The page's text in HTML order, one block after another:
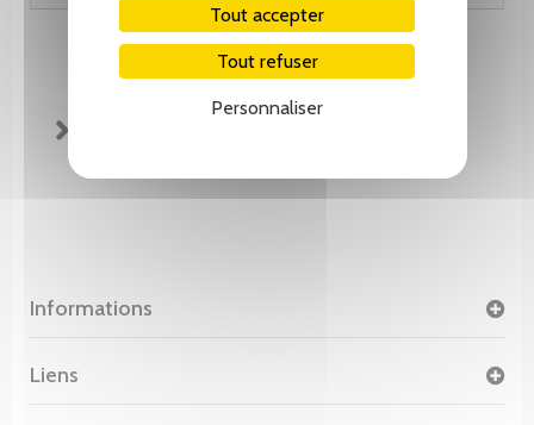
Tout accepter
Tout refuser
Personnaliser
Informations
Liens